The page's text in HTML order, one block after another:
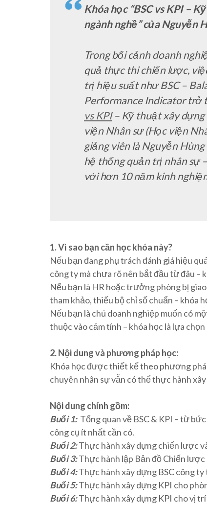
Khóa học “BSC vs KPI –
ngành nghề” của Nguyễn
Trong bối cảnh doanh
quả thực thi chiến lược,
trị hiệu suất như BSC –
Performance Indicator trở
vs KPI– Kỹ thuật xây dựng
viện Nhân sư (Học viện
giảng viên là Nguyễn
hệ thống quản trị nhân sự
với hơn 10 năm kinh
1. Vì sao bạn cần học khóa này?
Nếu bạn đang phụ trách đánh giá hiệu
công ty mà chưa rõ nên bắt đầu từ đâu –
Nếu bạn là HR hoặc trưởng phòng bị
tham khảo, thiếu bộ chỉ số chuẩn – khóa
Nếu bạn là chủ doanh nghiệp muốn có
thuộc vào cảm tính – khóa học là lựa
2. Nội dung và phương pháp học:
Khóa học được thiết kế theo phương
chuyên nhân sự vẫn có thể thực hành
Nội dung chính gồm:
Buổi 1: Tổng quan về BSC & KPI – từ
công cụ ít nhất cần có.
Buổi 2:Thực hành xây dựng chiến lược
Buổi 3:Thực hành lập Bản đồ Chiến lược
Buổi 4:Thực hành xây dựng BSC công
Buổi 5:Thực hành xây dựng KPI cho
Buổi 6:Thực hành xây dựng KPI cho vị